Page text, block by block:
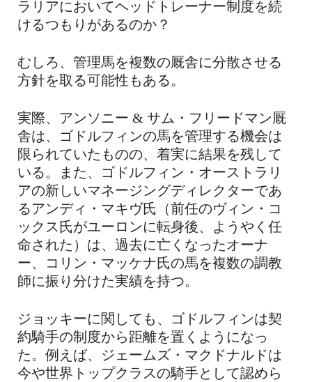
ラリアにおいてヘッドトレーナー制度を続
けるつもりがあるのか？
むしろ、管理馬を複数の厩舎に分散させる
方針を取る可能性もある。
実際、アンソニー & サム・フリードマン厩
舎は、ゴドルフィンの馬を管理する機会は
限られていたものの、着実に結果を残して
いる。また、ゴドルフィン・オーストラリ
アの新しいマネージングディレクターであ
るアンディ・マキヴ氏（前任のヴィン・コ
ックス氏がユーロンに転身後、ようやく任
命された）は、過去に亡くなったオーナ
ー、コリン・マッケナ氏の馬を複数の調教
師に振り分けた実績を持つ。
ジョッキーに関しても、ゴドルフィンは契
約騎手の制度から距離を置くようになっ
た。例えば、ジェームズ・マクドナルドは
今や世界トップクラスの騎手として認めら